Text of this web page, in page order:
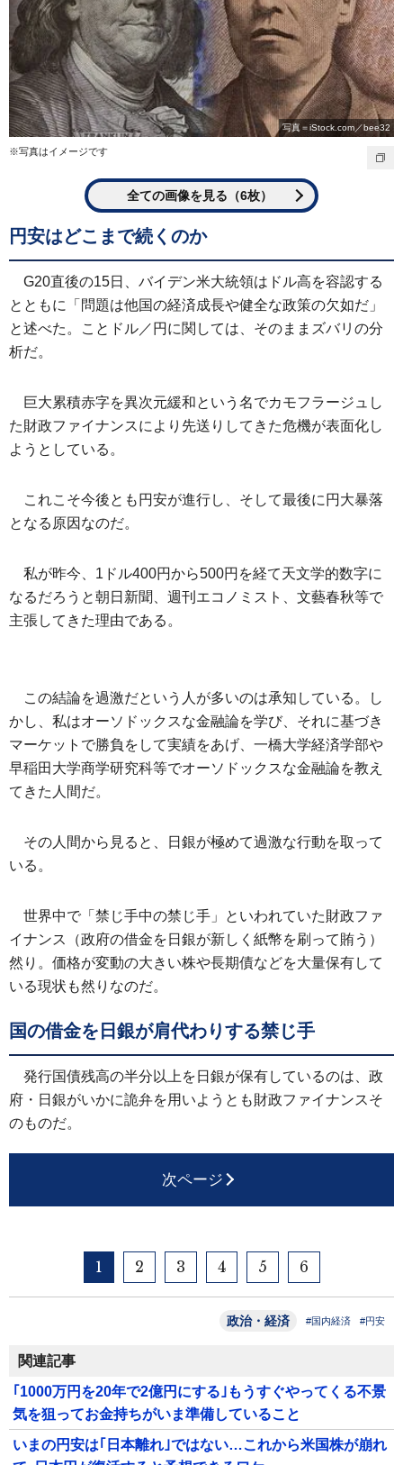
写真＝iStock.com／bee32
※写真はイメージです
全ての画像を見る（6枚）
円安はどこまで続くのか
G20直後の15日、バイデン米大統領はドル高を容認する
とともに「問題は他国の経済成長や健全な政策の欠如だ」
と述べた。ことドル／円に関しては、そのままズバリの分
析だ。
巨大累積赤字を異次元緩和という名でカモフラージュし
た財政ファイナンスにより先送りしてきた危機が表面化し
ようとしている。
これこそ今後とも円安が進行し、そして最後に円大暴落
となる原因なのだ。
私が昨今、1ドル400円から500円を経て天文学的数字に
なるだろうと朝日新聞、週刊エコノミスト、文藝春秋等で
主張してきた理由である。
この結論を過激だという人が多いのは承知している。し
かし、私はオーソドックスな金融論を学び、それに基づき
マーケットで勝負をして実績をあげ、一橋大学経済学部や
早稲田大学商学研究科等でオーソドックスな金融論を教え
てきた人間だ。
その人間から見ると、日銀が極めて過激な行動を取って
いる。
世界中で「禁じ手中の禁じ手」といわれていた財政ファ
イナンス（政府の借金を日銀が新しく紙幣を刷って賄う）
然り。価格が変動の大きい株や長期債などを大量保有して
いる現状も然りなのだ。
国の借金を日銀が肩代わりする禁じ手
発行国債残高の半分以上を日銀が保有しているのは、政
府・日銀がいかに詭弁を用いようとも財政ファイナンスそ
のものだ。
次ページ
1 2 3 4 5 6
政治・経済 #国内経済 #円安
関連記事
｢1000万円を20年で2億円にする｣もうすぐやってくる不景
気を狙ってお金持ちがいま準備していること
いまの円安は｢日本離れ｣ではない…これから米国株が崩れ